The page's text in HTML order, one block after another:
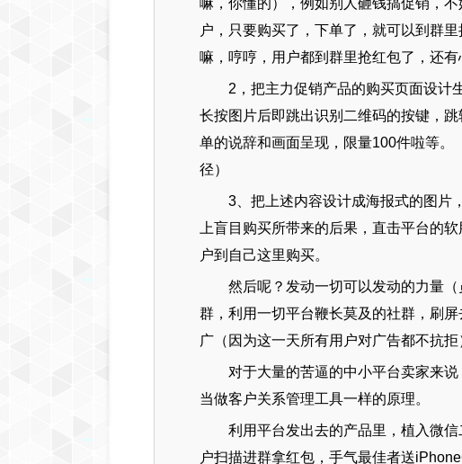
嘛，你懂的），例如别人砸钱搞促销，
户，只要购买了，下单了，就可以到群
嘛，哼哼，用户都到群里抢红包了，还有
2，把主力促销产品的购买页面设计
长按图片后即跳出识别二维码的按键，
单的说辞和画面呈现，限量100件啦等。
径）
3、把上述内容设计成海报式的图片
上盲目购买所带来的后果，直击平台的
户到自己这里购买。
然后呢？发动一切可以发动的力量
群，利用一切平台鞭长莫及的社群，刷
广（因为这一天所有用户对广告都不抗拒
对于大量的苦逼的中小平台卖家来
当做客户关系管理工具一样的原理。
利用平台发出去的产品里，植入微
户扫描进群拿红包，手气最佳者送